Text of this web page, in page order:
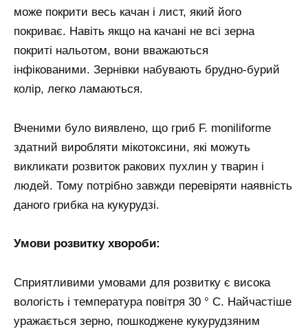
може покрити весь качан і лист, який його
покриває. Навіть якщо на качані не всі зерна
покриті нальотом, вони вважаються
інфікованими. Зернівки набувають брудно-бурий
колір, легко ламаються.
Вченими було виявлено, що гриб F. moniliforme
здатний виробляти мікотоксини, які можуть
викликати розвиток ракових пухлин у тварин і
людей. Тому потрібно завжди перевіряти наявність
даного грибка на кукурудзі.
Умови розвитку хвороби:
Сприятливими умовами для розвитку є висока
вологість і температура повітря 30 ° C. Найчастіше
уражається зерно, пошкоджене кукурудзяним